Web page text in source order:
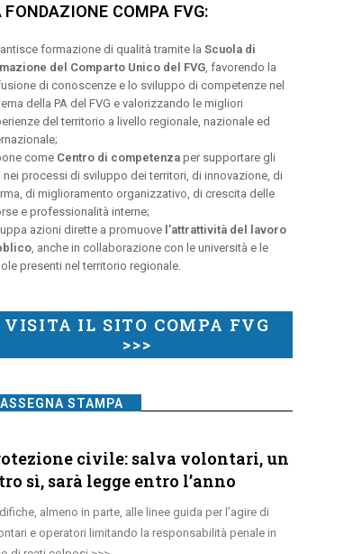
FONDAZIONE COMPA FVG:
formazione di qualità tramite la Scuola di
del Comparto Unico del FVG, favorendo la
di conoscenze e lo sviluppo di competenze nel
della PA del FVG e valorizzando le migliori
del territorio a livello regionale, nazionale ed
come Centro di competenzaper supportare gli
nei processi di sviluppo dei territori, di innovazione, di
di miglioramento organizzativo, di crescita delle
e professionalità interne;
azioni dirette a promuove l’attrattività del lavoro
, anche in collaborazione con le università e le
presenti nel territorio regionale.
VISITA IL SITO COMPA FVG
>>>
STAMPA
civile: salva volontari, un
sì, sarà legge entro l’anno
almeno in parte, alle linee guida per l’agire di
e operatori limitando la responsabilità penale in